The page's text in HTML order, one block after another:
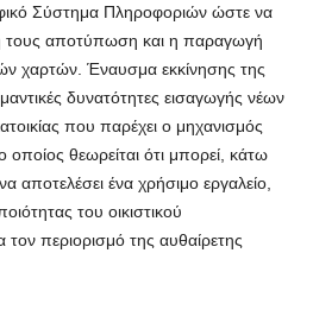
Σύστημα Πληροφοριών ώστε να
τους αποτύπωση και η παραγωγή
χαρτών. Έναυσμα εκκίνησης της
δυνατότητες εισαγωγής νέων
που παρέχει ο μηχανισμός
οποίος θεωρείται ότι μπορεί, κάτω
αποτελέσει ένα χρήσιμο εργαλείο,
του οικιστικού
τον περιορισμό της αυθαίρετης